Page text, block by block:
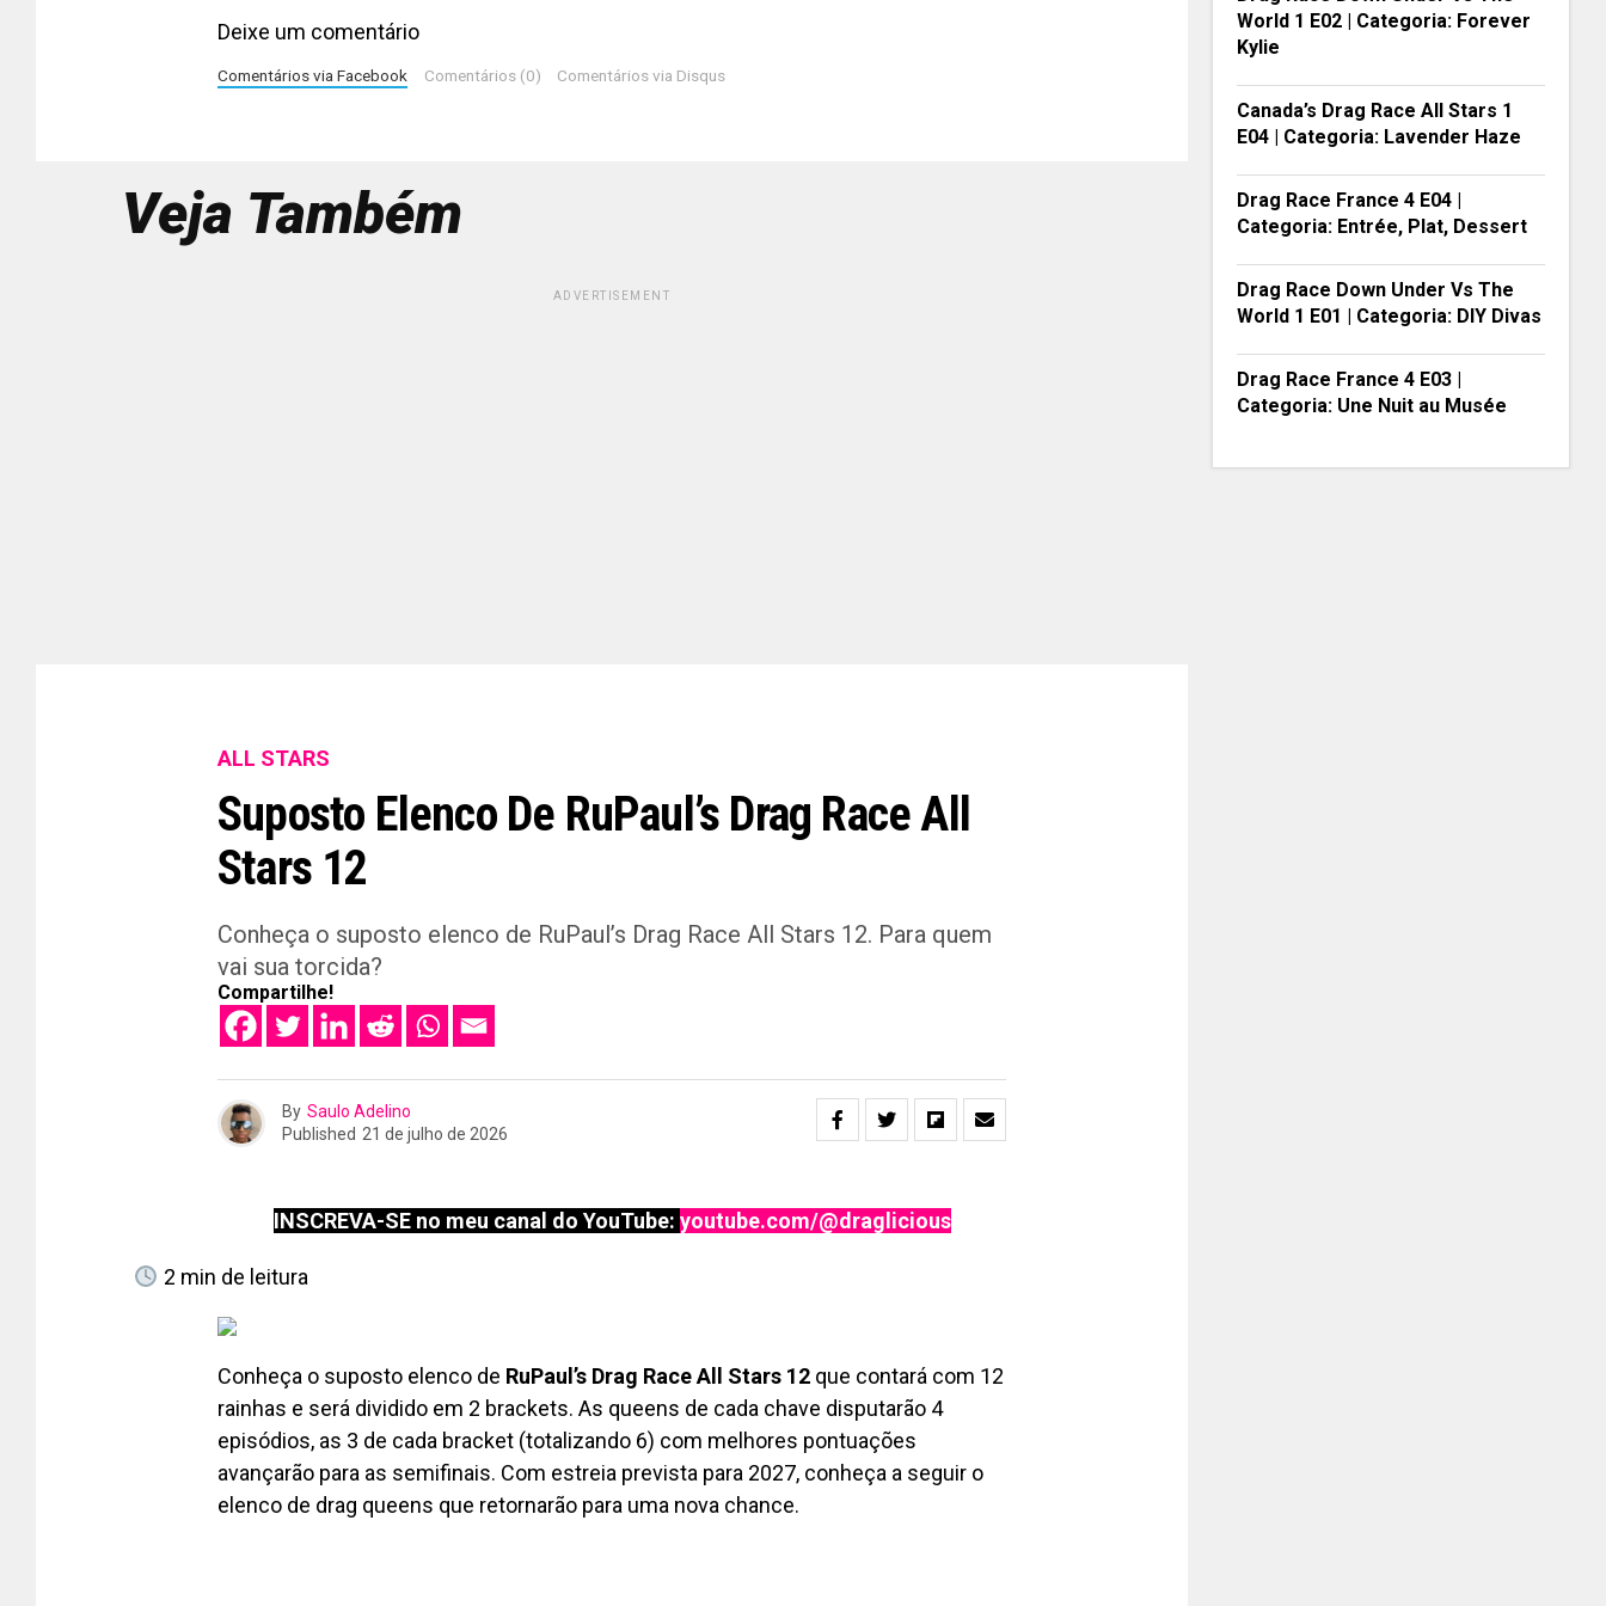
Deixe um comentário
Comentários via Facebook Comentários (0) Comentários via Disqus
Veja Também
ADVERTISEMENT
ALL STARS
Suposto Elenco De RuPaul’s Drag Race All
Stars 12
Conheça o suposto elenco de RuPaul’s Drag Race All Stars 12. Para quem
vai sua torcida?
Compartilhe!
By Saulo Adelino
Published 21 de julho de 2026
INSCREVA-SE no meu canal do YouTube: youtube.com/@draglicious
2 min de leitura
Conheça o suposto elenco de RuPaul’s Drag Race All Stars 12 que contará com 12
rainhas e será dividido em 2 brackets. As queens de cada chave disputarão 4
episódios, as 3 de cada bracket (totalizando 6) com melhores pontuações
avançarão para as semifinais. Com estreia prevista para 2027, conheça a seguir o
elenco de drag queens que retornarão para uma nova chance.
World 1 E02 | Categoria: Forever
Kylie
Canada’s Drag Race All Stars 1
E04 | Categoria: Lavender Haze
Drag Race France 4 E04 |
Categoria: Entrée, Plat, Dessert
Drag Race Down Under Vs The
World 1 E01 | Categoria: DIY Divas
Drag Race France 4 E03 |
Categoria: Une Nuit au Musée